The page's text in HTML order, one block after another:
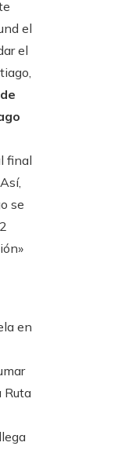
el
el
final
se
en
Ruta